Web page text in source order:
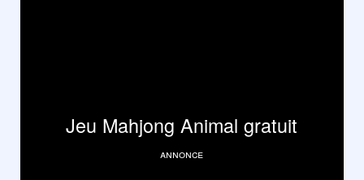
Jeu Mahjong Animal gratuit
annonce